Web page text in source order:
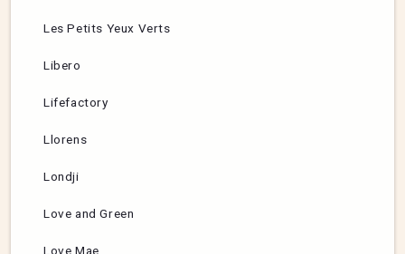
Les Petits Yeux Verts
Libero
Lifefactory
Llorens
Londji
Love and Green
Love Mae